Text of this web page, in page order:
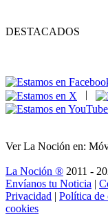
DESTACADOS
|
Ver La Noción en:
La Noción ® 2011 -
Envíanos tu Noticia |
Privacidad | Política de
cookies